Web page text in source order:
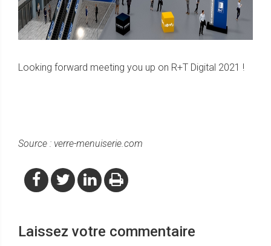
Looking forward meeting you up on R+T Digital 2021 !
Source : verre-menuiserie.com
Laissez votre commentaire